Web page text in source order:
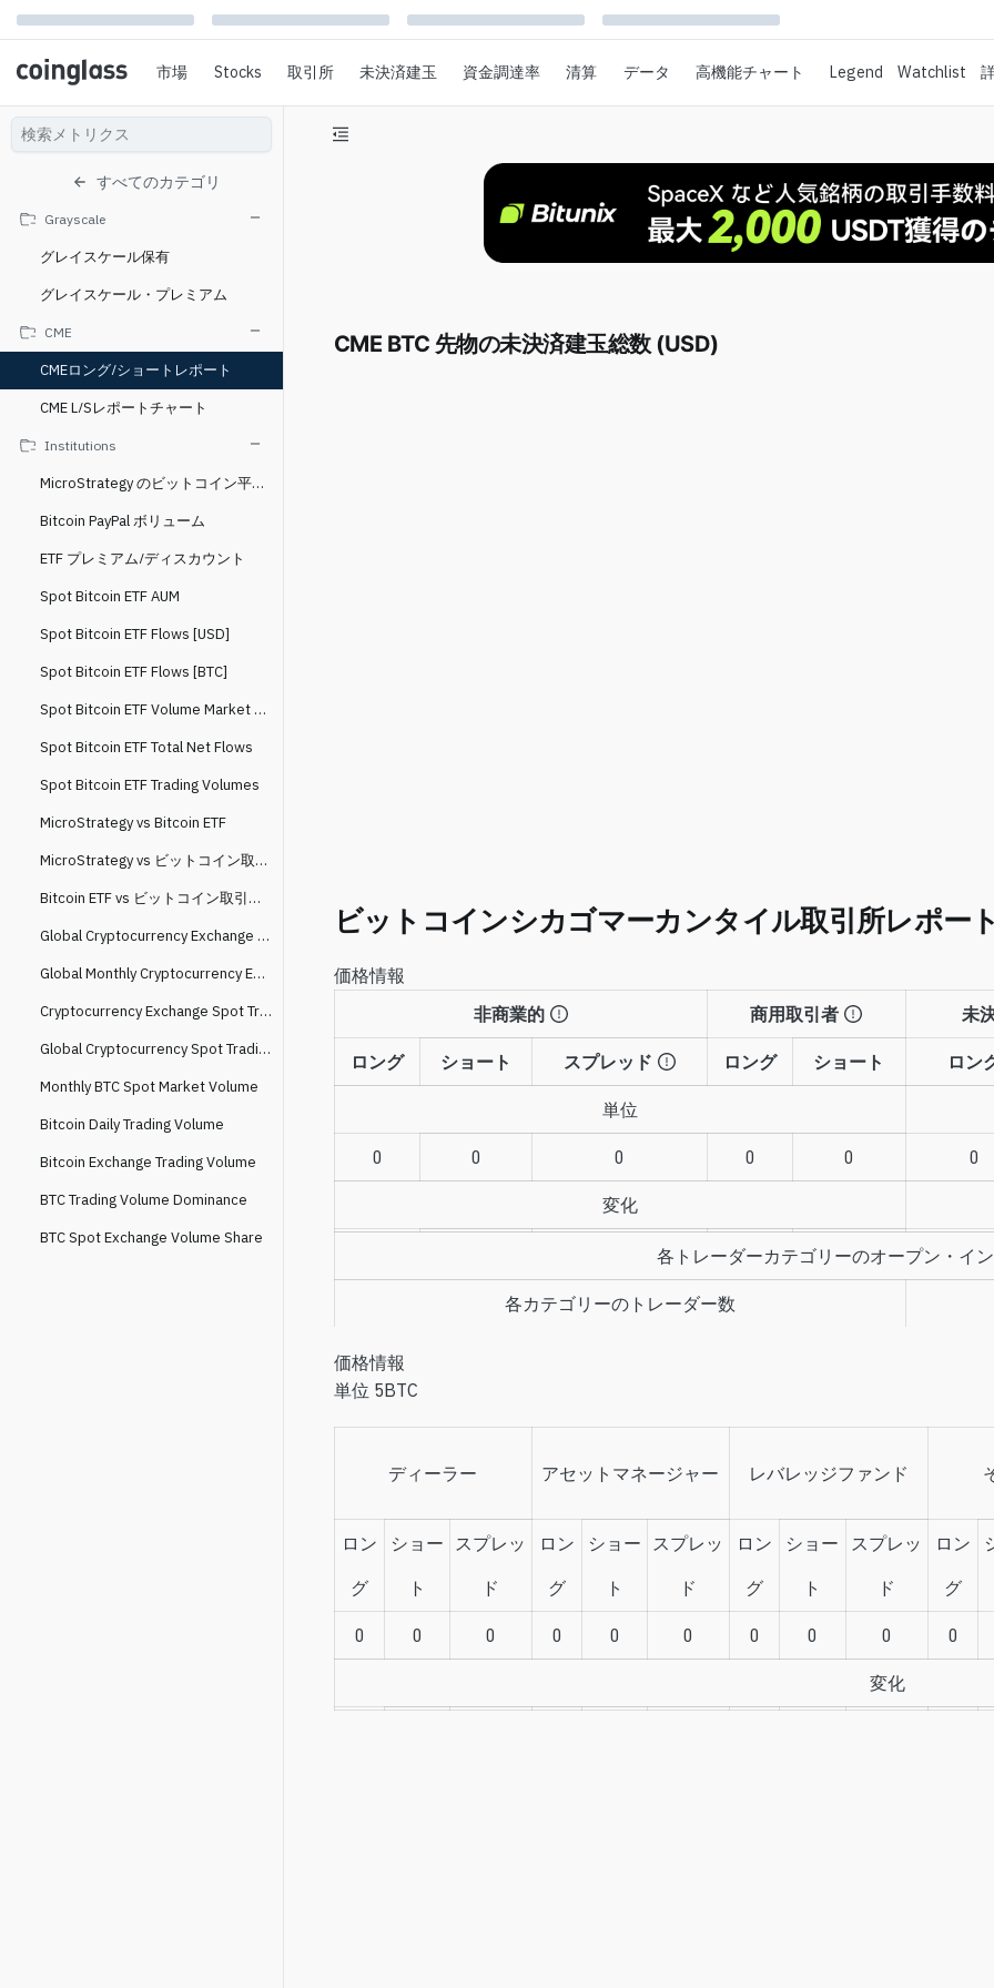
市場 Stocks 取引所 未決済建玉 資金調達率 清算 データ 高機能チャート Legend Watchlist
すべてのカテゴリ
Grayscale
グレイスケール保有
グレイスケール・プレミアム
CME
CMEロング/ショートレポート
CME L/Sレポートチャート
Institutions
MicroStrategy のビットコイン平均取得コスト
Bitcoin PayPal ボリューム
ETF プレミアム/ディスカウント
Spot Bitcoin ETF AUM
Spot Bitcoin ETF Flows [USD]
Spot Bitcoin ETF Flows [BTC]
Spot Bitcoin ETF Volume Market Share
Spot Bitcoin ETF Total Net Flows
Spot Bitcoin ETF Trading Volumes
MicroStrategy vs Bitcoin ETF
MicroStrategy vs ビットコイン取引所残高
Bitcoin ETF vs ビットコイン取引所残高
Global Cryptocurrency Exchange Spot Trading Volume
Global Monthly Cryptocurrency Exchange Spot Trading Volume
Cryptocurrency Exchange Spot Trading Volume Market Share
Global Cryptocurrency Spot Trading Volume
Monthly BTC Spot Market Volume
Bitcoin Daily Trading Volume
Bitcoin Exchange Trading Volume
BTC Trading Volume Dominance
BTC Spot Exchange Volume Share
CME BTC 先物の未決済建玉総数 (USD)
ビットコインシカゴマーカンタイル取引所レポー
価格情報
非商業的
商用取引者 未
ロング ショート スプレッド ロング ショート ロン
単位
0 0 0 0 0 0
変化
各トレーダーカテゴリーのオープン・イ
各カテゴリーのトレーダー数
価格情報
単位 5BTC
ディーラー アセットマネージャー レバレッジファンド
ロン
グ
ショー
ト
スプレッ
ド
ロン
グ
ショー
ト
スプレッ
ド
ロン
グ
ショー
ト
スプレッ
ド
ロン
グ
0 0 0 0 0 0 0 0 0 0
変化